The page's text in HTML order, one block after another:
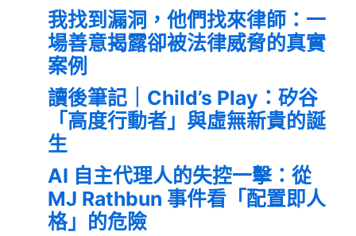
我找到漏洞，他們找來律師：一
場善意揭露卻被法律威脅的真實
案例
讀後筆記｜Child’s Play：矽谷
「高度行動者」與虛無新貴的誕
生
AI 自主代理人的失控一擊：從
MJ Rathbun 事件看「配置即人
格」的危險